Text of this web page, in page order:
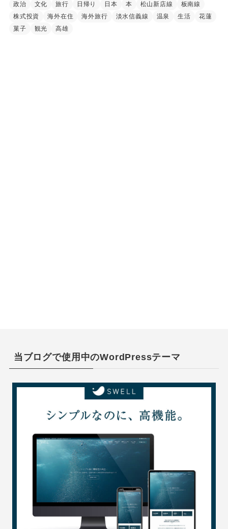
政治
文化 旅行 日帰り 日本 本 松山新店線
板南線
株式投資
海外在住 海外旅行 淡水信義線 温泉 生活
花蓮
菓子
観光 高雄
当ブログで使用中のWordPressテーマ